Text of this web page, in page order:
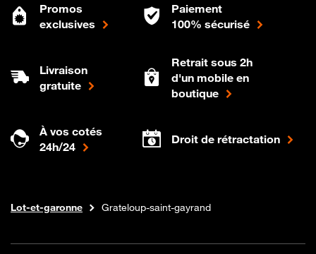
Promos
exclusives
Paiement
100% sécurisé
Livraison
gratuite
Retrait sous 2h
d'un mobile en
boutique
À vos cotés
24h/24
Droit de rétractation
Boutique Orange
Internet fibreNouvelle-aquitaine
Lot-et-garonne Grateloup-saint-gayrand